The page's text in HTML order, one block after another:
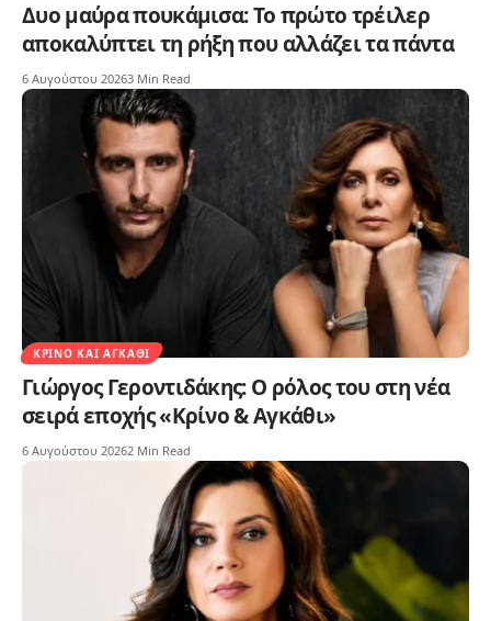
Δυο μαύρα πουκάμισα: Το πρώτο τρέιλερ
αποκαλύπτει τη ρήξη που αλλάζει τα πάντα
6 Αυγούστου 20263 Min Read
ΚΡΊΝΟ ΚΑΙ ΑΓΚΆΘΙ
Γιώργος Γεροντιδάκης: Ο ρόλος του στη νέα
σειρά εποχής «Κρίνο & Αγκάθι»
6 Αυγούστου 20262 Min Read